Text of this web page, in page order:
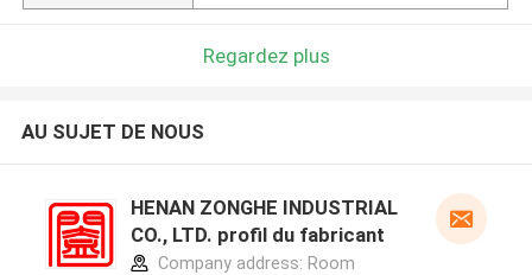
Regardez plus
AU SUJET DE NOUS
HENAN ZONGHE INDUSTRIAL
CO., LTD. profil du fabricant
Company address: Room